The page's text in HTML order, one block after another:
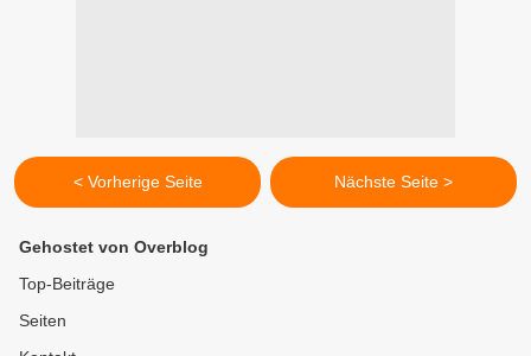
< Vorherige Seite Nächste Seite >
Gehostet von Overblog
Top-Beiträge
Seiten